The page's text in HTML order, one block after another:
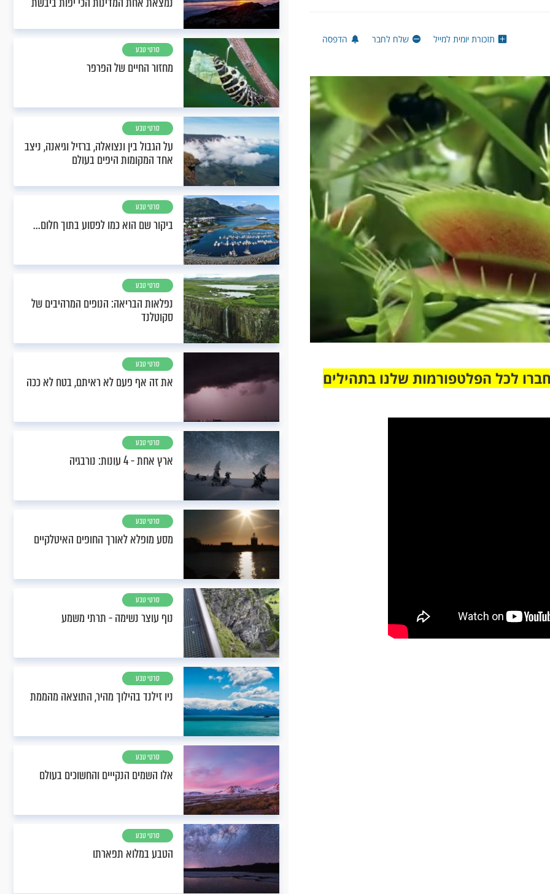
תזכורת יומית למייל שלח לחבר הדפסה
לכל הפלטפורמות שלנו בתהילים
סרטי טבע
מחזור החיים של הפרפר
סרטי טבע
על הגבול בין ונצואלה, ברזיל וגיאנה, ניצב
אחד המקומות היפים בעולם
סרטי טבע
ביקור שם הוא כמו לפסוע בתוך חלום...
סרטי טבע
נפלאות הבריאה: הנופים המרהיבים של
סקוטלנד
סרטי טבע
את זה אף פעם לא ראיתם, בטח לא ככה
סרטי טבע
ארץ אחת - 4 עונות: נורבגיה
סרטי טבע
מסע מופלא לאורך החופים האיטלקיים
סרטי טבע
נוף עוצר נשימה - תרתי משמע
סרטי טבע
ניו זילנד בהילוך מהיר, התוצאה מהממת
סרטי טבע
אלו השמים הנקייים והחשוכים בעולם
סרטי טבע
הטבע במלוא תפארתו